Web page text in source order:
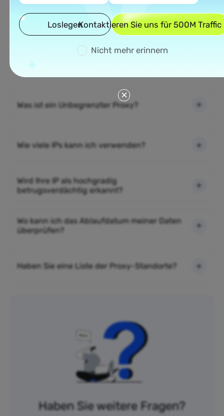
Häufig gestellte Fragen
Bitte lesen Sie unsere Dokumentation, wenn Ihre
Was ist ein Unbegrenzter Proxy?
Wie viele IPs kann ich verwenden?
Wird Ihre IP als hochgradig
betrugsverdächtig erkannt?
Wo kann ich das Ablaufdatum meiner Daten
überprüfen?
Haben Sie eine Liste der Proxy-Standorte?
Haben Sie weitere Fragen?
LoslegenKontaktieren Sie uns für 500M
Nicht mehr erinnern